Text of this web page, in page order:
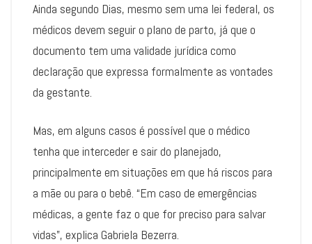
Ainda segundo Dias, mesmo sem uma lei federal, os
médicos devem seguir o plano de parto, já que o
documento tem uma validade jurídica como
declaração que expressa formalmente as vontades
da gestante.
Mas, em alguns casos é possível que o médico
tenha que interceder e sair do planejado,
principalmente em situações em que há riscos para
a mãe ou para o bebê. “Em caso de emergências
médicas, a gente faz o que for preciso para salvar
vidas”, explica Gabriela Bezerra.